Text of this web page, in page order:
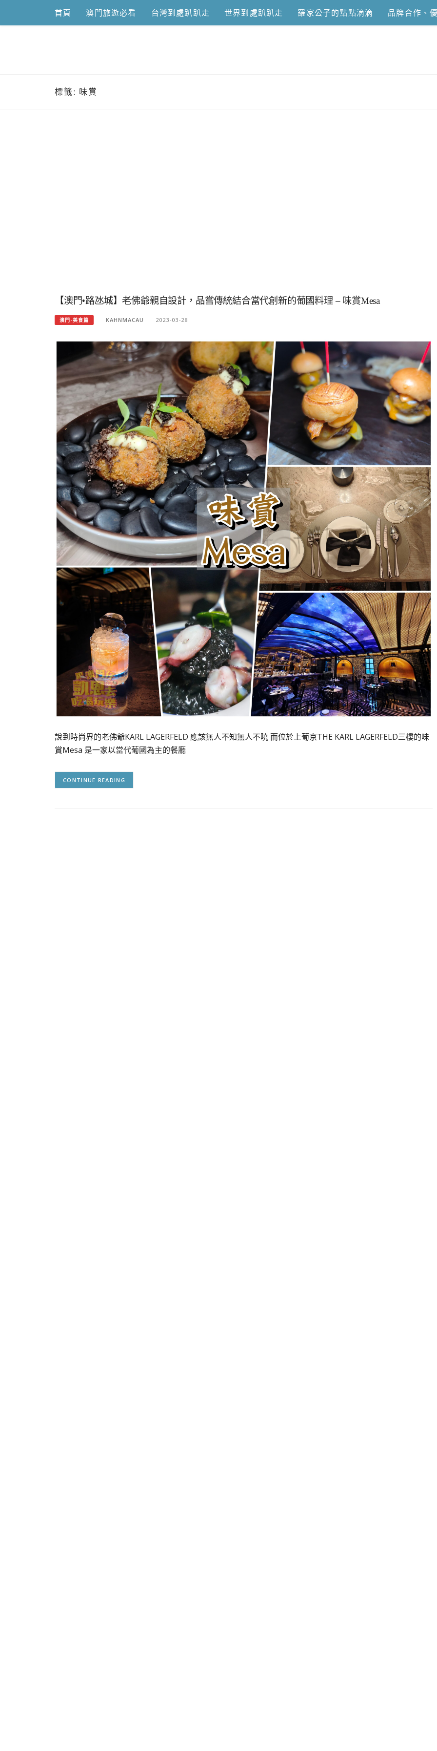
content
首頁 澳門旅遊必看 台灣到處趴趴走 世界到處趴趴走 羅家公子的點點滴滴 品牌合作、
標籤: 味賞
【澳門•路氹城】老佛爺親自設計，品嘗傳統結合當代創新的葡國料理 – 味賞Mesa
澳門-美食篇 KAHNMACAU 2023-03-28
說到時尚界的老佛爺KARL LAGERFELD 應該無人不知無人不曉 而位於上葡京THE KARL LAGERFELD三樓的味
賞Mesa 是一家以當代葡國為主的餐廳
CONTINUE READING